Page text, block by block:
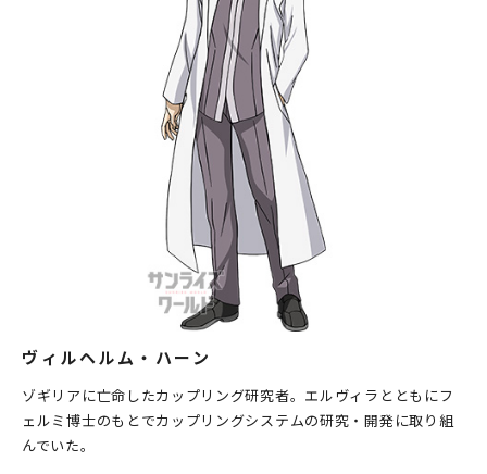
ヴィルヘルム・ハーン
ゾギリアに亡命したカップリング研究者。エルヴィラとともにフ
ェルミ博士のもとでカップリングシステムの研究・開発に取り組
んでいた。